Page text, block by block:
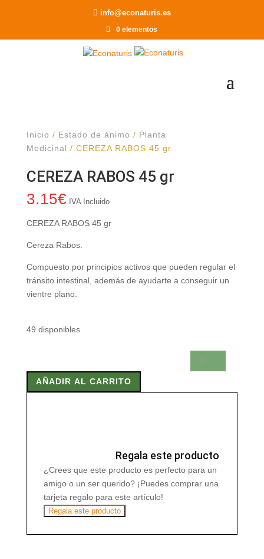
info@econaturis.es
0 elementos
Inicio / Estado de ánimo / Planta
Medicinal / CEREZA RABOS 45 gr
CEREZA RABOS 45 gr
3.15€ IVA Incluido
CEREZA RABOS 45 gr
Cereza Rabos.
Compuesto por principios activos que pueden regular el
tránsito intestinal, además de ayudarte a conseguir un
vientre plano.
49 disponibles
RABOS
AÑADIR AL CARRITO
Regala este producto
¿Crees que este producto es perfecto para un
amigo o un ser querido? ¡Puedes comprar una
tarjeta regalo para este artículo!
Regala este producto